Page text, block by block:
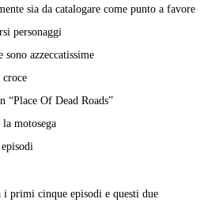
sia da catalogare come punto a favore
personaggi
azzeccatissime
Of Dead Roads”
motosega
primi cinque episodi e questi due